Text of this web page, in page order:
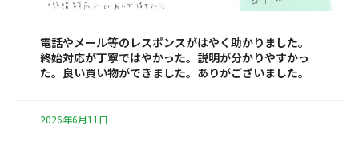
電話やメール等のレスポンスがはやく助かりました。
終始対応が丁寧ではやかった。説明が分かりやすかっ
た。良い買い物ができました。ありがございました。
2026年6月11日